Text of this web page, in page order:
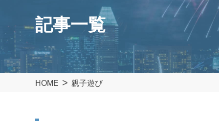
記事一覧
HOME 親子遊び